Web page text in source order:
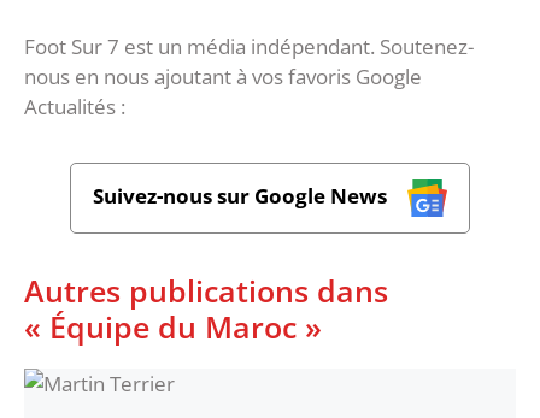
Foot Sur 7 est un média indépendant. Soutenez-
nous en nous ajoutant à vos favoris Google
Actualités :
Suivez-nous sur Google News
Autres publications dans
« Équipe du Maroc »